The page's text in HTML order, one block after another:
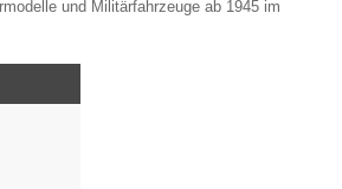
und Militärfahrzeuge ab 1945 im